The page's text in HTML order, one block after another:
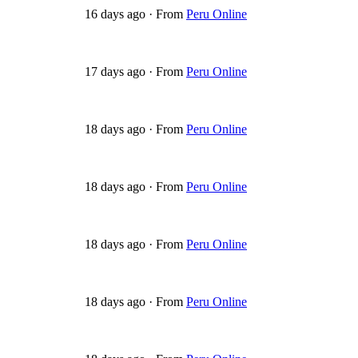
16 days ago · From Peru Online
17 days ago · From Peru Online
18 days ago · From Peru Online
18 days ago · From Peru Online
18 days ago · From Peru Online
18 days ago · From Peru Online